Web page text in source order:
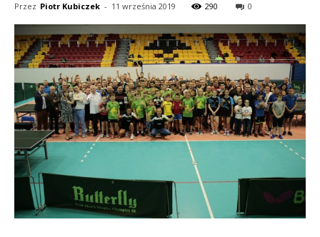
Przez Piotr Kubiczek - 11 września 2019 290 0